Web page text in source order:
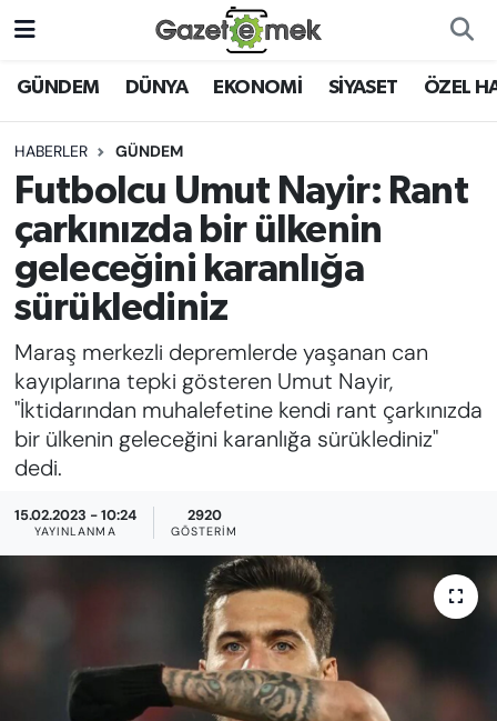
GÜNDEM DÜNYA EKONOMİ SİYASET ÖZEL
HABERLER GÜNDEM
Futbolcu Umut Nayir: Rant
çarkınızda bir ülkenin
geleceğini karanlığa
sürüklediniz
Maraş merkezli depremlerde yaşanan can
kayıplarına tepki gösteren Umut Nayir,
"İktidarından muhalefetine kendi rant çarkınızda
bir ülkenin geleceğini karanlığa sürüklediniz"
dedi.
15.02.2023 - 10:24
YAYINLANMA
2920
GÖSTERIM
DÜNYA
EKONOMİ
EMEK HABERLERİ
YENİ MEDYADA EMEK
GAZETECİLİĞİNİ GELİŞTİRMEK
FAYDALI BİLGİLER
GÜNDEM
EĞİTİM
KADIN
KÜLTÜR-SANAT
Nöbetçi Eczaneler
Hava Durumu
İstanbul Namaz Vakitleri
Trafik Durumu
Süper Lig Puan Durumu ve Fikstür
Tüm Manşetler
Son Dakika Haberleri
Haber Arşivi